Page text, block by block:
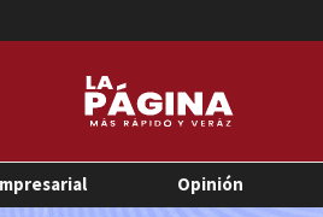
Opinión